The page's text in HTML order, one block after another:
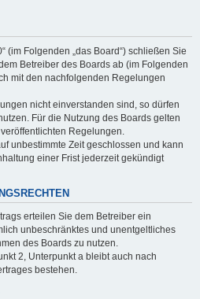
(im Folgenden „das Board“) schließen Sie
Betreiber des Boards ab (im Folgenden
mit den nachfolgenden Regelungen
nicht einverstanden sind, so dürfen
Für die Nutzung des Boards gelten
Regelungen.
unbestimmte Zeit geschlossen und kann
einer Frist jederzeit gekündigt
erteilen Sie dem Betreiber ein
unbeschränktes und unentgeltliches
des Boards zu nutzen.
2, Unterpunkt a bleibt auch nach
bestehen.